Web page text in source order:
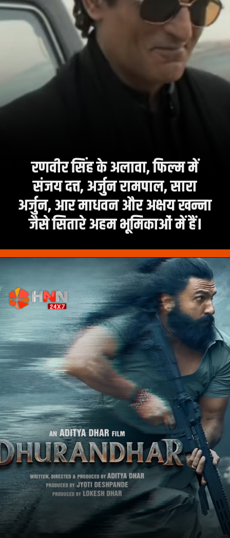
रणवीर सिंह के अलावा, फिल्म में
संजय दत्त, अर्जुन रामपाल, सारा
अर्जुन, आर माधवन और अक्षय खन्ना
जैसे सितारे अहम भूमिकाओं में हैं।